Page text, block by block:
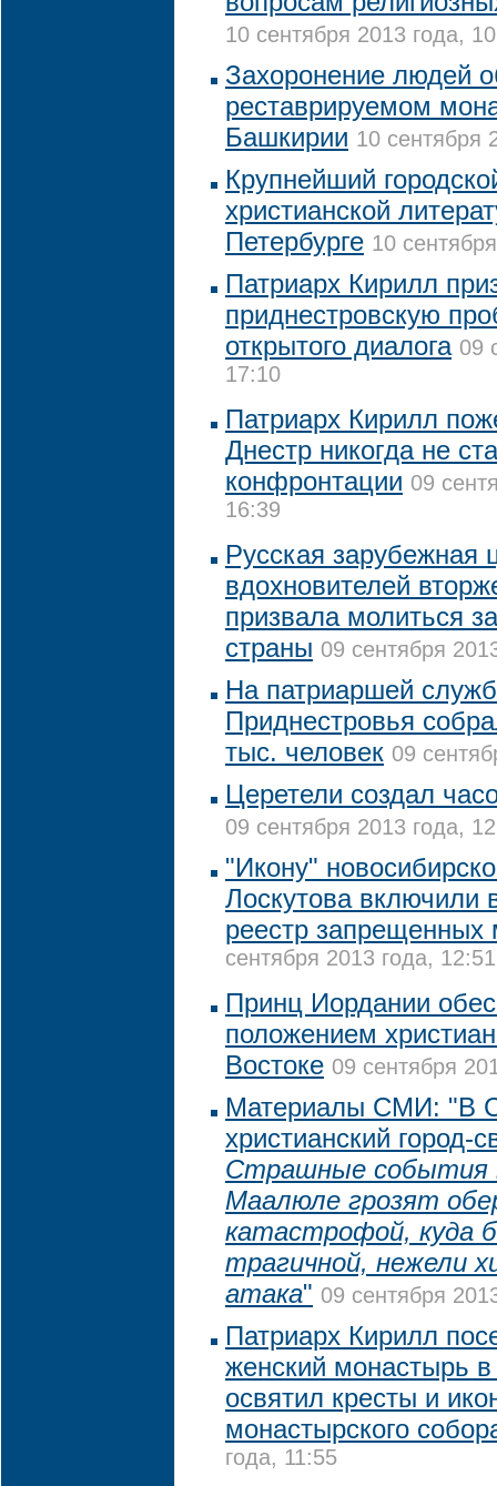
10 сентября 2013 года,
Захоронение людей
реставрируемом
Башкирии 10 сентября
Крупнейший
христианской
Петербурге 10
Патриарх Кирилл
приднестровскую
открытого диалога 09
17:10
Патриарх Кирилл
Днестр никогда не
конфронтации 09
16:39
Русская зарубежная
вдохновителей
призвала молиться
страны 09 сентября
На патриаршей
Приднестровья
тыс. человек 09
Церетели создал
09 сентября 2013 года,
"Икону"
Лоскутова включили
реестр запрещенных
сентября 2013 года, 12:51
Принц Иордании
положением
Востоке 09 сентября
Материалы СМИ: "В
христианский город-
Страшные события
Маалюле грозят
катастрофой, куда
трагичной, нежели
атака" 09 сентября
Патриарх Кирилл
женский монастырь
освятил кресты и
монастырского
года, 11:55